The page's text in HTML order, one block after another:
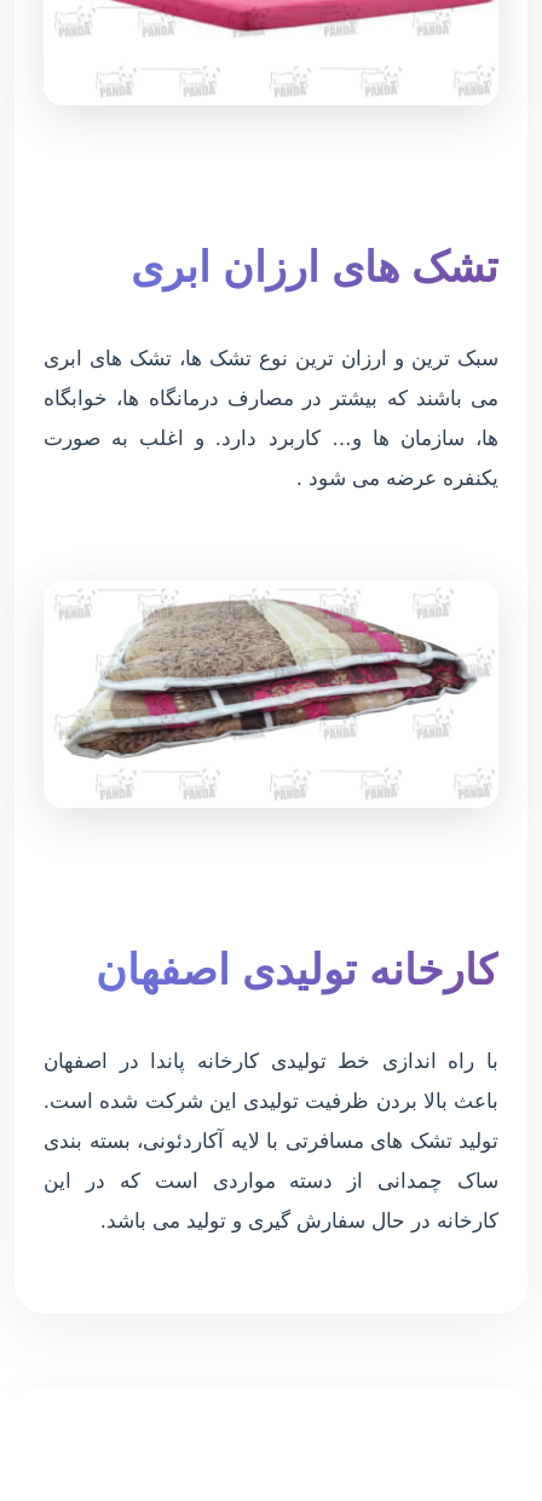
تشک های ارزان ابری
سبک ترین و ارزان ترین نوع تشک ها، تشک های ابری
می باشند که بیشتر در مصارف درمانگاه ها، خوابگاه
ها، سازمان ها و… کاربرد دارد. و اغلب به صورت
یکنفره عرضه می شود .
کارخانه تولیدی اصفهان
با راه اندازی خط تولیدی کارخانه پاندا در اصفهان
باعث بالا بردن ظرفیت تولیدی این شرکت شده است.
تولید تشک های مسافرتی با لایه آکاردئونی، بسته بندی
ساک چمدانی از دسته مواردی است که در این
کارخانه در حال سفارش گیری و تولید می باشد.